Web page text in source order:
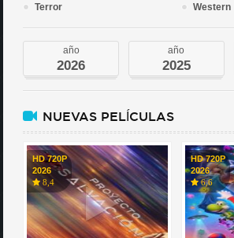
Terror
Western
año
2026
año
2025
NUEVAS PELÍCULAS
HD 720P
2026
8,4
HD 720P
2026
6,6